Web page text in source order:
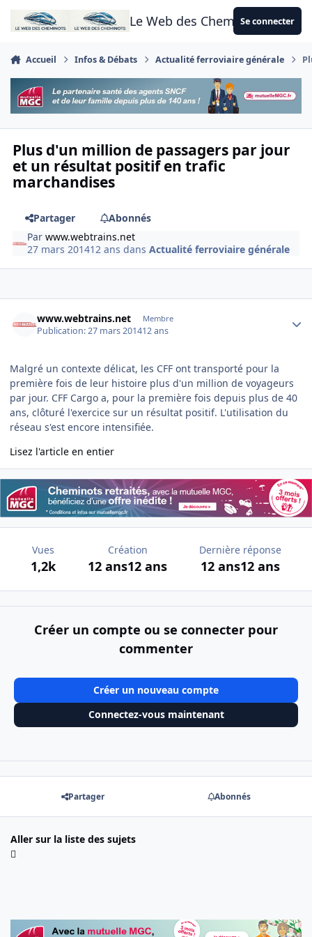
Aller au contenu
Le Web des CheminotsSe connecter
Accueil Infos & Débats Actualité ferroviaire générale
Plus d'un million de passagers par jour
et un résultat positif en trafic
marchandises
Partager
Abonnés
Parwww.webtrains.net
27 mars 201412 ans dansActualité ferroviaire générale
www.webtrains.net Membre
Publication:27 mars 201412 ans
Malgré un contexte délicat, les CFF ont transporté pour la
première fois de leur histoire plus d'un million de voyageurs
par jour. CFF Cargo a, pour la première fois depuis plus de 40
ans, clôturé l'exercice sur un résultat positif. L'utilisation du
réseau s'est encore intensifiée.
Lisez l'article en entier
Vues
1,2k
Création
12 ans12 ans
Dernière réponse
12 ans12 ans
Créer un compte ou se connecter pour
commenter
Créer un nouveau compte
Connectez-vous maintenant
Partager Abonnés
Aller sur la liste des sujets